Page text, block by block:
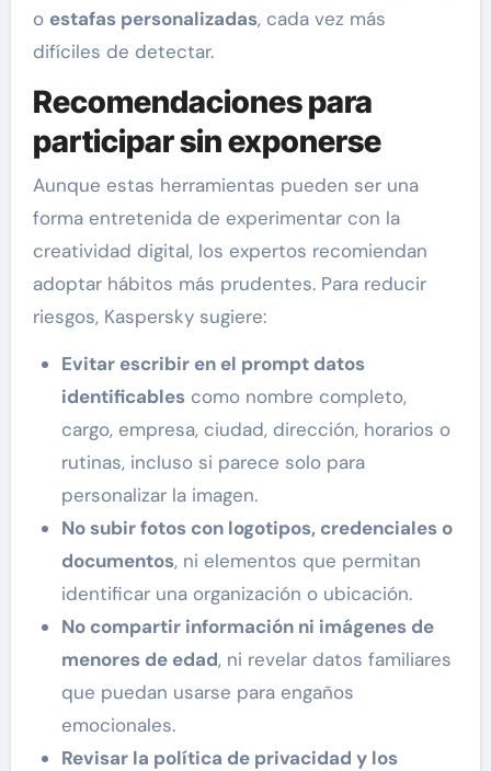
o estafas personalizadas, cada vez más
difíciles de detectar.
Recomendaciones para
participar sin exponerse
Aunque estas herramientas pueden ser una
forma entretenida de experimentar con la
creatividad digital, los expertos recomiendan
adoptar hábitos más prudentes. Para reducir
riesgos, Kaspersky sugiere:
Evitar escribir en el prompt datos
identificablescomo nombre completo,
cargo, empresa, ciudad, dirección, horarios o
rutinas, incluso si parece solo para
personalizar la imagen.
No subir fotos con logotipos, credenciales o
documentos, ni elementos que permitan
identificar una organización o ubicación.
No compartir información ni imágenes de
menores de edad, ni revelar datos familiares
que puedan usarse para engaños
emocionales.
Revisar la política de privacidad y los